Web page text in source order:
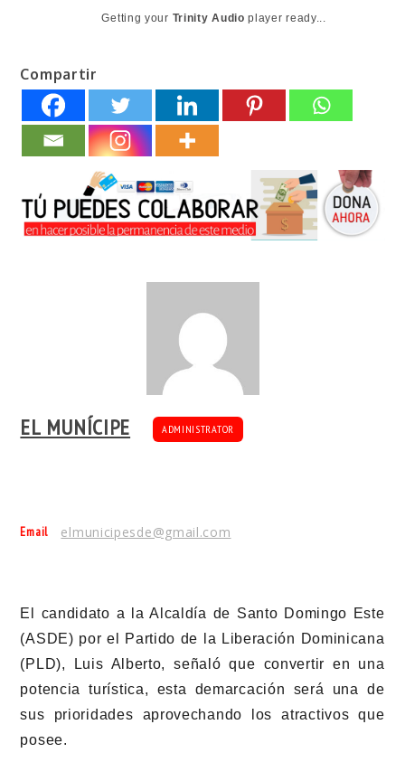
Getting your Trinity Audio player ready...
Compartir
EL MUNÍCIPE ADMINISTRATOR
Email elmunicipesde@gmail.com
El candidato a la Alcaldía de Santo Domingo Este
(ASDE) por el Partido de la Liberación Dominicana
(PLD), Luis Alberto, señaló que convertir en una
potencia turística, esta demarcación será una de
sus prioridades aprovechando los atractivos que
posee.